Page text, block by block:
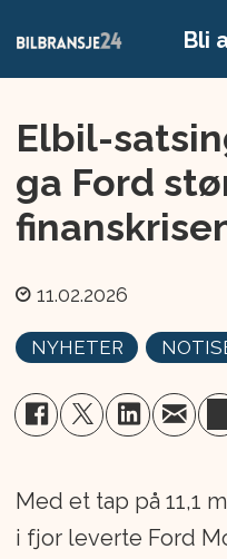
Bli
Elbil-
ga Ford
11.02.2026
NYHETER
Med et tap på 11,1
i fjor leverte Ford